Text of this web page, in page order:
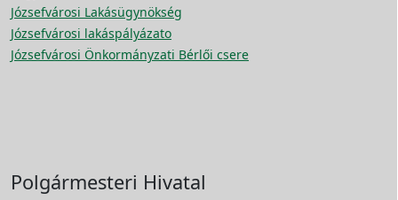
Józsefvárosi Lakásügynökség
Józsefvárosi lakáspályázato
Józsefvárosi Önkormányzati Bérlői csere
Polgármesteri Hivatal